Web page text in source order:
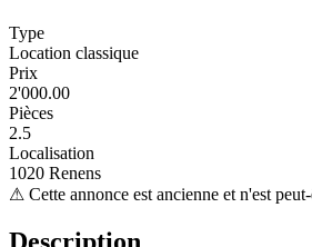
Type
Location classique
Prix
2'000.00
Pièces
2.5
Localisation
1020 Renens
⚠ Cette annonce est ancienne et n'est
Description